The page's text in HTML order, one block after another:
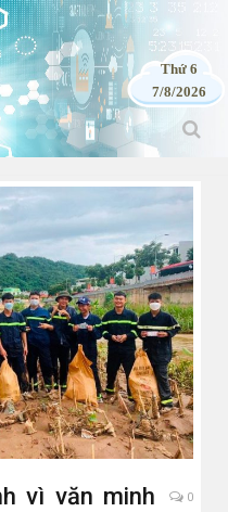
Thứ 6
7/8/2026
vì văn minh
0